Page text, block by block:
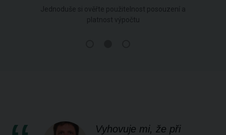
Jednoduše si ověřte použitelnost posouzení a
platnost výpočtu
Vyhovuje mi, že při